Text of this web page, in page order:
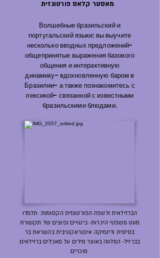
מאסטר קלאס פורטוגזית
Волшебные бразильский и
португальский языки: вы выучите
несколько вводных предложений-
общепринятые выражения базового
общения и интерактивную
динамику- вдохновленную баром в
Бразилии- а также познакомитесь с
лексикой- связанной с известными
бразильскими блюдами.
הברזילאית ולשפה הפורטוגזית הקסומות: תלמדו
מעט משפטי היכרות- ביטויים נפוצים של תקשורת
בסיסית ודינמיקה אינטראקטיבית בהשראת בר
בברזיל- המלווה באוצר מילים על מאכלים ברזילאים
מוכרים.